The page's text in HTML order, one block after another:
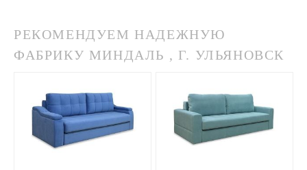
РЕКОМЕНДУЕМ НАДЕЖНУЮ
ФАБРИКУ МИНДАЛЬ , Г. УЛЬЯНОВСК